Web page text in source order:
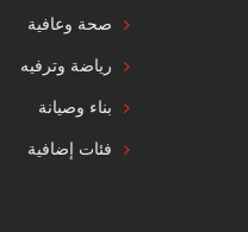
صحة وعافية
رياضة وترفيه
بناء وصيانة
فئات إضافية